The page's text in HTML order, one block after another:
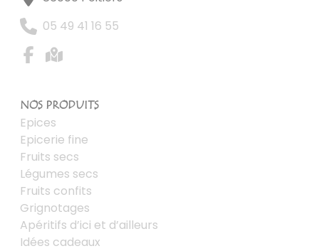
05 49 41 16 55
NOS PRODUITS
Epices
Epicerie fine
Fruits secs
Légumes secs
Fruits confits
Grignotages
Apéritifs d’ici et d’ailleurs
Idées cadeaux